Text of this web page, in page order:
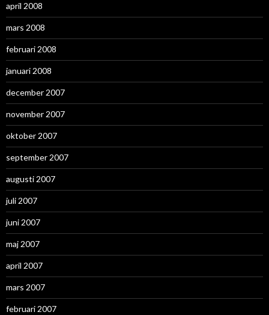
april 2008
mars 2008
februari 2008
januari 2008
december 2007
november 2007
oktober 2007
september 2007
augusti 2007
juli 2007
juni 2007
maj 2007
april 2007
mars 2007
februari 2007